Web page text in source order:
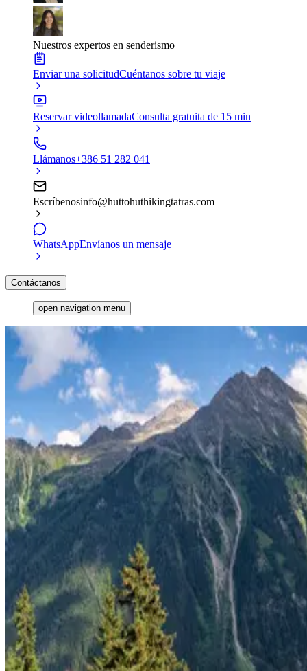
Nuestros expertos en senderismo
Enviar una solicitudCuéntanos sobre tu viaje
Reservar videollamadaConsulta gratuita de 15 min
Llámanos+386 51 282 041
Escríbenosinfo@huttohuthikingtatras.com
WhatsAppEnvíanos un mensaje
Contáctanos
open navigation menu